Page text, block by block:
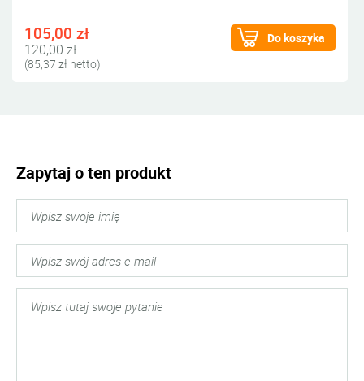
105,00 zł
120,00 zł
(85,37 zł netto)
Do koszyka
Zapytaj o ten produkt